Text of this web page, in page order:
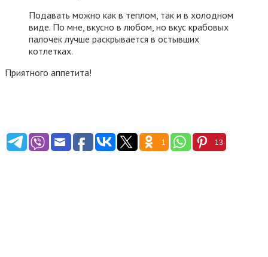
Подавать можно как в теплом, так и в холодном
виде. По мне, вкусно в любом, но вкус крабовых
палочек лучше раскрывается в остывших
котлетках.
Приятного аппетита!
1 13